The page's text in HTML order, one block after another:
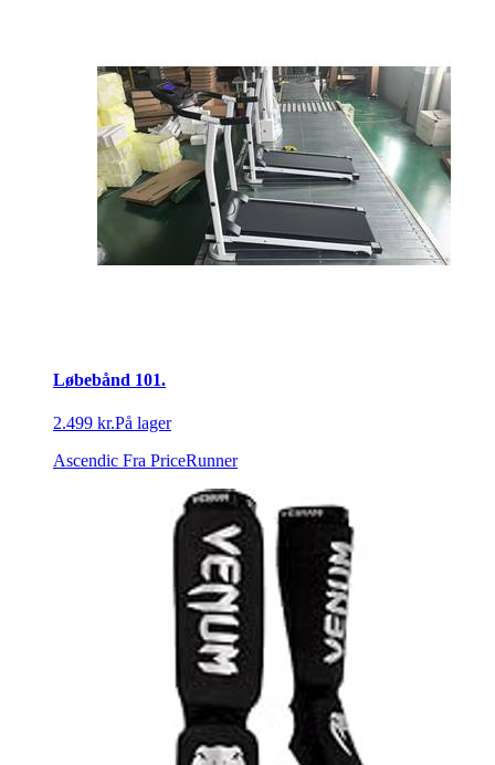
Løbebånd 101.
2.499 kr.På lager
Ascendic Fra PriceRunner